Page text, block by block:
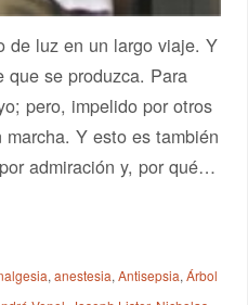
de luz en un largo viaje. Y
que se produzca. Para
pero, impelido por otros
Y esto es también
admiración y, por qué…
,anestesia,Antisepsia,Árbol